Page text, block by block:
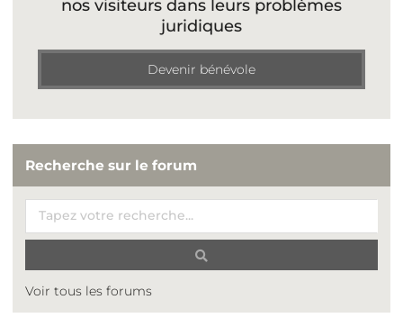
nos visiteurs dans leurs problèmes
juridiques
Devenir bénévole
Recherche sur le forum
Voir tous les forums